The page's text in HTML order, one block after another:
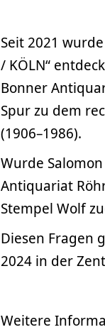
Seit 2021
/ KÖLN“
Bonner
Spur zu dem
(1906–1986).
Wurde
Antiquariat
Stempel Wolf
Diesen Fragen
2024 in der
Weitere